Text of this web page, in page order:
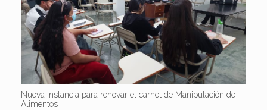
Nueva instancia para renovar el carnet de Manipulación de
Alimentos